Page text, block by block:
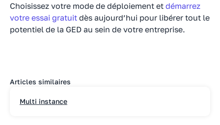
Choisissez votre mode de déploiement et démarrez
votre essai gratuit dès aujourd’hui pour libérer tout le
potentiel de la GED au sein de votre entreprise.
Articles similaires
Multi instance